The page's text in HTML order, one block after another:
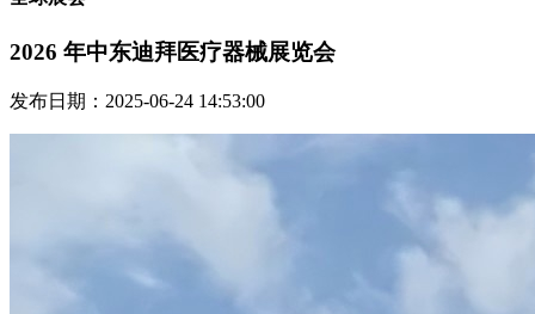
2026 年中东迪拜医疗器械展览会
发布日期：2025-06-24 14:53:00